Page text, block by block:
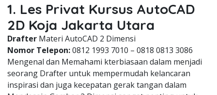
1. Les Privat Kursus AutoCAD
2D Koja Jakarta Utara
Drafter Materi AutoCAD 2 Dimensi
Nomor Telepon:0812 1993 7010 – 0818 0813 3086
Mengenal dan Memahami kterbiasaan dalam menjadi
seorang Drafter untuk mempermudah kelancaran
inspirasi dan juga kecepatan gerak tangan dalam